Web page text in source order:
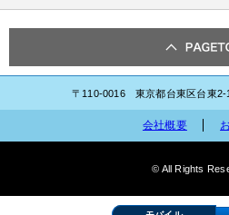
〒110-0016 東京都台東区台東2-
会社概要
© All Rights